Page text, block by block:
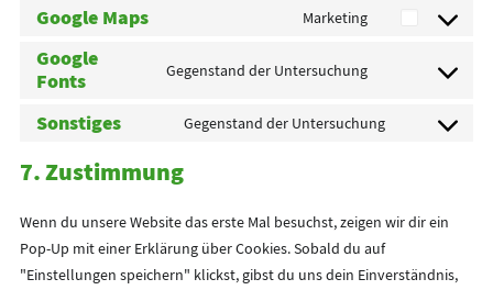
wordpress
Google Maps Marketing
Consent
google-
Google
Fonts
Gegenstand der Untersuchung
Consent
Sonstiges Gegenstand der Untersuchung
Consent
sonstiges
7. Zustimmung
Wenn du unsere Website das erste Mal besuchst, zeigen wir dir ein
Pop-Up mit einer Erklärung über Cookies. Sobald du auf
"Einstellungen speichern" klickst, gibst du uns dein Einverständnis,